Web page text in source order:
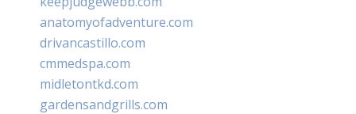
anatomyofadventure.com
drivancastillo.com
cmmedspa.com
midletontkd.com
gardensandgrills.com